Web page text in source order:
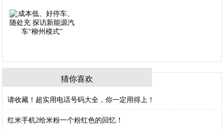
猜你喜欢
请收藏！超实用电话号码大全，你一定用得上！
红米手机2给米粉一个粉红色的回忆！